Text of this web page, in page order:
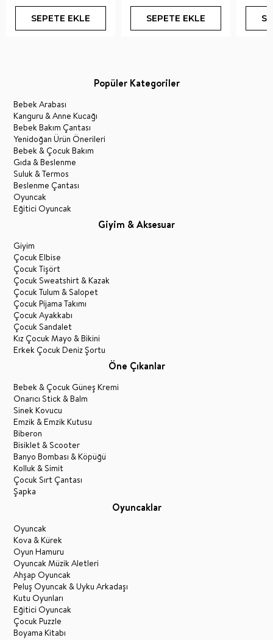
SEPETE EKLE SEPETE EKLE
Popüler Kategoriler
Bebek Arabası
Kanguru & Anne Kucağı
Bebek Bakım Çantası
Yenidoğan Ürün Önerileri
Bebek & Çocuk Bakım
Gıda & Beslenme
Suluk & Termos
Beslenme Çantası
Oyuncak
Eğitici Oyuncak
Giyim & Aksesuar
Giyim
Çocuk Elbise
Çocuk Tişört
Çocuk Sweatshirt & Kazak
Çocuk Tulum & Salopet
Çocuk Pijama Takımı
Çocuk Ayakkabı
Çocuk Sandalet
Kız Çocuk Mayo & Bikini
Erkek Çocuk Deniz Şortu
Öne Çıkanlar
Bebek & Çocuk Güneş Kremi
Onarıcı Stick & Balm
Sinek Kovucu
Emzik & Emzik Kutusu
Biberon
Bisiklet & Scooter
Banyo Bombası & Köpüğü
Kolluk & Simit
Çocuk Sırt Çantası
Şapka
Oyuncaklar
Oyuncak
Kova & Kürek
Oyun Hamuru
Oyuncak Müzik Aletleri
Ahşap Oyuncak
Peluş Oyuncak & Uyku Arkadaşı
Kutu Oyunları
Eğitici Oyuncak
Çocuk Puzzle
Boyama Kitabı